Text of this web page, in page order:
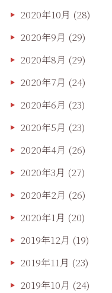
2020年10月 (28)
2020年9月 (29)
2020年8月 (29)
2020年7月 (24)
2020年6月 (23)
2020年5月 (23)
2020年4月 (26)
2020年3月 (27)
2020年2月 (26)
2020年1月 (20)
2019年12月 (19)
2019年11月 (23)
2019年10月 (24)